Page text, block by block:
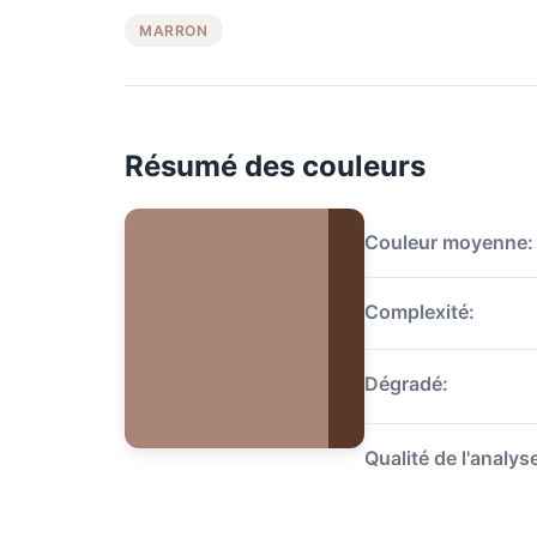
MARRON
Résumé des couleurs
Couleur moyenne:
Complexité:
Dégradé:
Qualité de